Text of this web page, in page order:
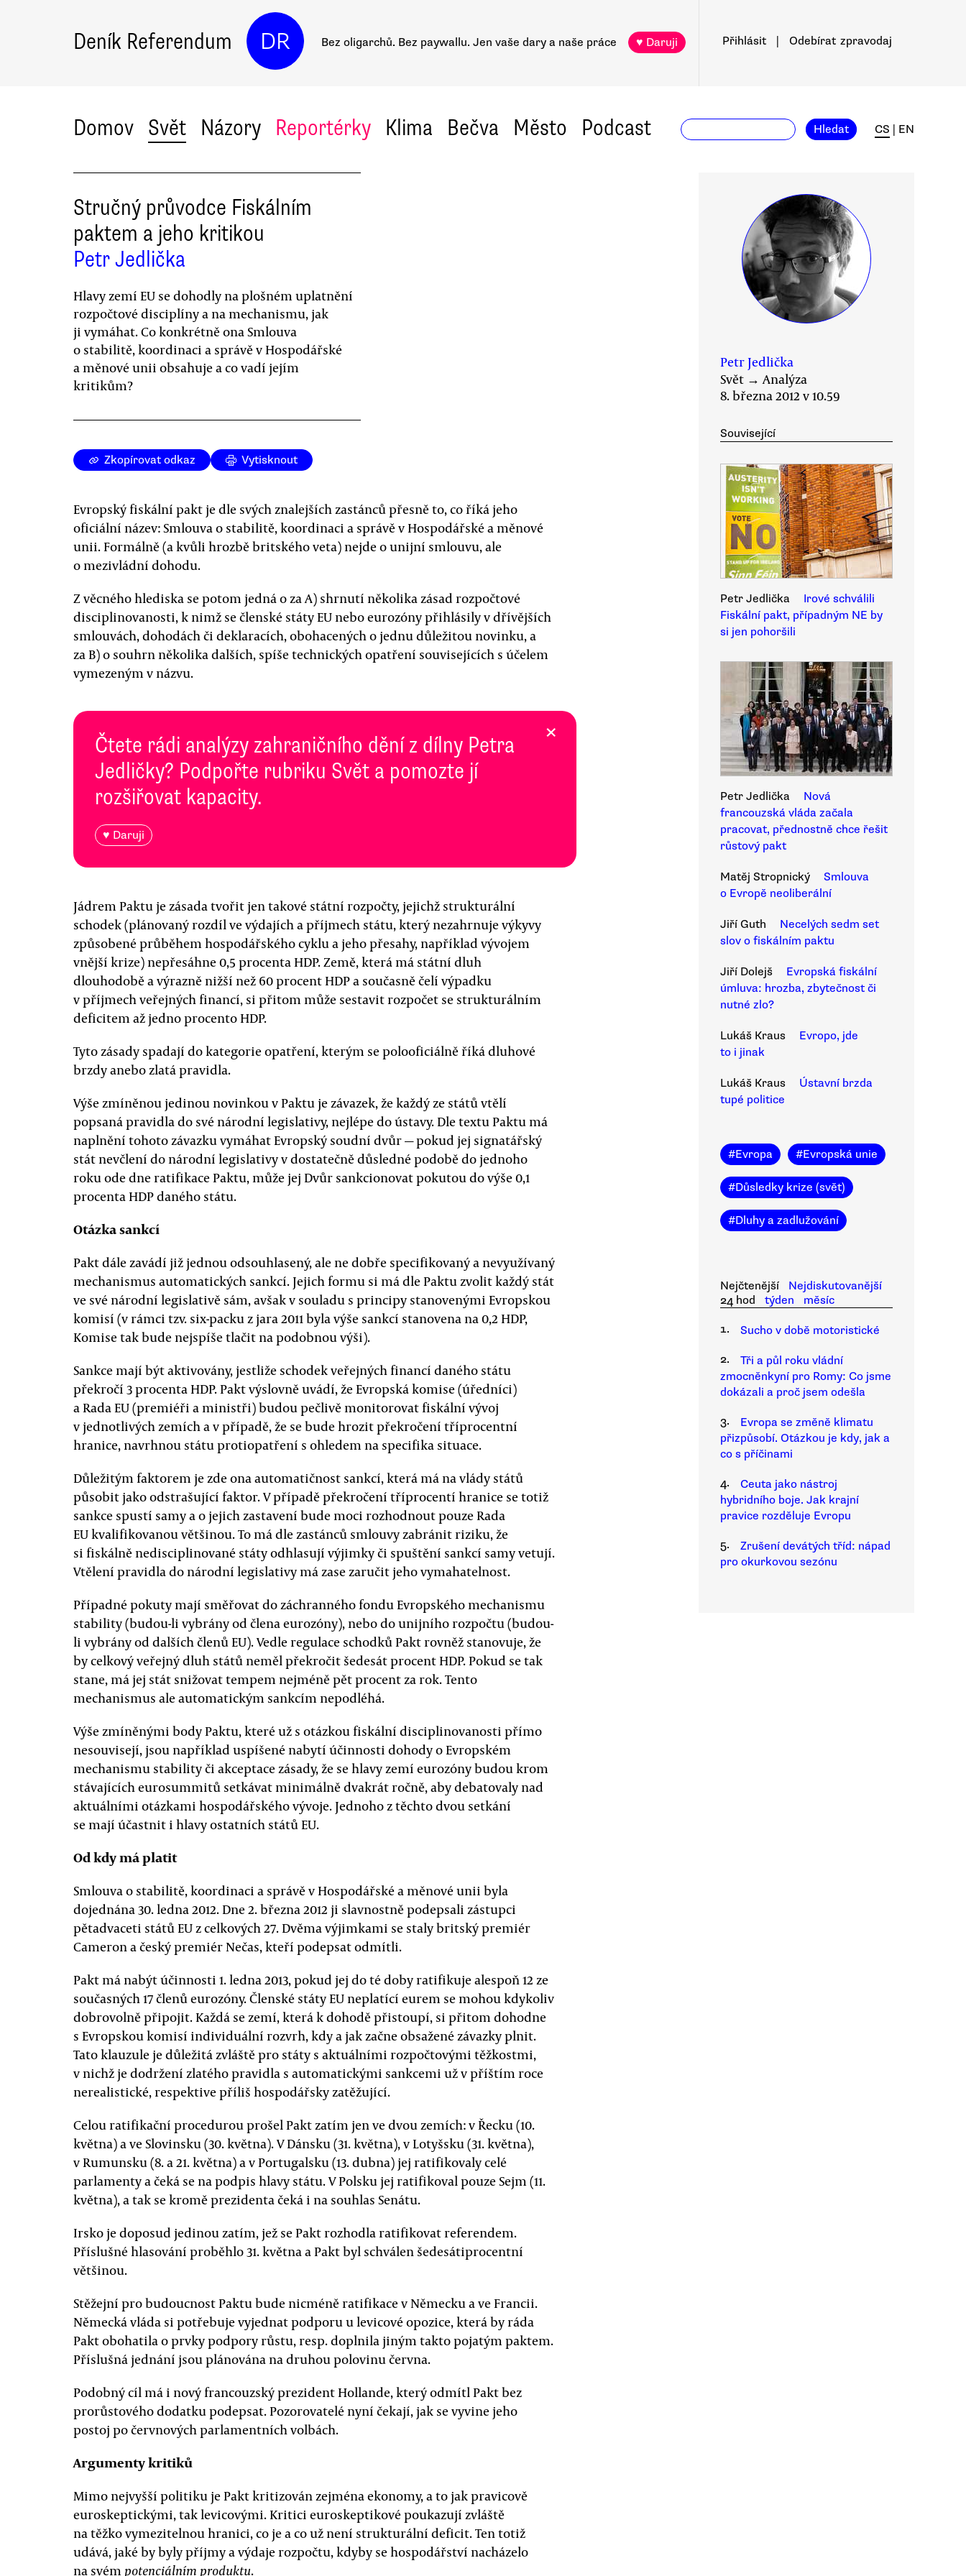
Deník Referendum DR Bez oligarchů. Bez paywallu. Jen vaše dary a naše práce ♥ Daruji Přihlásit Odebírat zpravodaj
Domov Svět Názory Reportérky Klima Bečva Město Podcast Hledat CS EN
Stručný průvodce Fiskálním
paktem a jeho kritikou
Petr Jedlička
Hlavy zemí EU se dohodly na plošném uplatnění
rozpočtové disciplíny a na mechanismu, jak
ji vymáhat. Co konkrétně ona Smlouva
o stabilitě, koordinaci a správě v Hospodářské
a měnové unii obsahuje a co vadí jejím
kritikům?
Zkopírovat odkaz Vytisknout
Evropský fiskální pakt je dle svých znalejších zastánců přesně to, co říká jeho
oficiální název: Smlouva o stabilitě, koordinaci a správě v Hospodářské a měnové
unii. Formálně (a kvůli hrozbě britského veta) nejde o unijní smlouvu, ale
o mezivládní dohodu.
Z věcného hlediska se potom jedná o za A) shrnutí několika zásad rozpočtové
disciplinovanosti, k nimž se členské státy EU nebo eurozóny přihlásily v dřívějších
smlouvách, dohodách či deklaracích, obohacených o jednu důležitou novinku, a
za B) o souhrn několika dalších, spíše technických opatření souvisejících s účelem
vymezeným v názvu.
Čtete rádi analýzy zahraničního dění z dílny Petra
Jedličky? Podpořte rubriku Svět a pomozte jí
rozšiřovat kapacity.
♥ Daruji
×
Jádrem Paktu je zásada tvořit jen takové státní rozpočty, jejichž strukturální
schodek (plánovaný rozdíl ve výdajích a příjmech státu, který nezahrnuje výkyvy
způsobené průběhem hospodářského cyklu a jeho přesahy, například vývojem
vnější krize) nepřesáhne 0,5 procenta HDP. Země, která má státní dluh
dlouhodobě a výrazně nižší než 60 procent HDP a současně čelí výpadku
v příjmech veřejných financí, si přitom může sestavit rozpočet se strukturálním
deficitem až jedno procento HDP.
Tyto zásady spadají do kategorie opatření, kterým se polooficiálně říká dluhové
brzdy anebo zlatá pravidla.
Výše zmíněnou jedinou novinkou v Paktu je závazek, že každý ze států vtělí
popsaná pravidla do své národní legislativy, nejlépe do ústavy. Dle textu Paktu má
naplnění tohoto závazku vymáhat Evropský soudní dvůr — pokud jej signatářský
stát nevčlení do národní legislativy v dostatečně důsledné podobě do jednoho
roku ode dne ratifikace Paktu, může jej Dvůr sankcionovat pokutou do výše 0,1
procenta HDP daného státu.
Otázka sankcí
Pakt dále zavádí již jednou odsouhlasený, ale ne dobře specifikovaný a nevyužívaný
mechanismus automatických sankcí. Jejich formu si má dle Paktu zvolit každý stát
ve své národní legislativě sám, avšak v souladu s principy stanovenými Evropskou
komisí (v rámci tzv. six-packu z jara 2011 byla výše sankcí stanovena na 0,2 HDP,
Komise tak bude nejspíše tlačit na podobnou výši).
Sankce mají být aktivovány, jestliže schodek veřejných financí daného státu
překročí 3 procenta HDP. Pakt výslovně uvádí, že Evropská komise (úředníci)
a Rada EU (premiéři a ministři) budou pečlivě monitorovat fiskální vývoj
v jednotlivých zemích a v případě, že se bude hrozit překročení tříprocentní
hranice, navrhnou státu protiopatření s ohledem na specifika situace.
Důležitým faktorem je zde ona automatičnost sankcí, která má na vlády států
působit jako odstrašující faktor. V případě překročení tříprocentí hranice se totiž
sankce spustí samy a o jejich zastavení bude moci rozhodnout pouze Rada
EU kvalifikovanou většinou. To má dle zastánců smlouvy zabránit riziku, že
si fiskálně nedisciplinované státy odhlasují výjimky či spuštění sankcí samy vetují.
Vtělení pravidla do národní legislativy má zase zaručit jeho vymahatelnost.
Případné pokuty mají směřovat do záchranného fondu Evropského mechanismu
stability (budou-li vybrány od člena eurozóny), nebo do unijního rozpočtu (budou-
li vybrány od dalších členů EU). Vedle regulace schodků Pakt rovněž stanovuje, že
by celkový veřejný dluh států neměl překročit šedesát procent HDP. Pokud se tak
stane, má jej stát snižovat tempem nejméně pět procent za rok. Tento
mechanismus ale automatickým sankcím nepodléhá.
Výše zmíněnými body Paktu, které už s otázkou fiskální disciplinovanosti přímo
nesouvisejí, jsou například uspíšené nabytí účinnosti dohody o Evropském
mechanismu stability či akceptace zásady, že se hlavy zemí eurozóny budou krom
stávajících eurosummitů setkávat minimálně dvakrát ročně, aby debatovaly nad
aktuálními otázkami hospodářského vývoje. Jednoho z těchto dvou setkání
se mají účastnit i hlavy ostatních států EU.
Od kdy má platit
Smlouva o stabilitě, koordinaci a správě v Hospodářské a měnové unii byla
dojednána 30. ledna 2012. Dne 2. března 2012 ji slavnostně podepsali zástupci
pětadvaceti států EU z celkových 27. Dvěma výjimkami se staly britský premiér
Cameron a český premiér Nečas, kteří podepsat odmítli.
Pakt má nabýt účinnosti 1. ledna 2013, pokud jej do té doby ratifikuje alespoň 12 ze
současných 17 členů eurozóny. Členské státy EU neplatící eurem se mohou kdykoliv
dobrovolně připojit. Každá se zemí, která k dohodě přistoupí, si přitom dohodne
s Evropskou komisí individuální rozvrh, kdy a jak začne obsažené závazky plnit.
Tato klauzule je důležitá zvláště pro státy s aktuálními rozpočtovými těžkostmi,
v nichž je dodržení zlatého pravidla s automatickými sankcemi už v příštím roce
nerealistické, respektive příliš hospodářsky zatěžující.
Celou ratifikační procedurou prošel Pakt zatím jen ve dvou zemích: v Řecku (10.
května) a ve Slovinsku (30. května). V Dánsku (31. května), v Lotyšsku (31. května),
v Rumunsku (8. a 21. května) a v Portugalsku (13. dubna) jej ratifikovaly celé
parlamenty a čeká se na podpis hlavy státu. V Polsku jej ratifikoval pouze Sejm (11.
května), a tak se kromě prezidenta čeká i na souhlas Senátu.
Irsko je doposud jedinou zatím, jež se Pakt rozhodla ratifikovat referendem.
Příslušné hlasování proběhlo 31. května a Pakt byl schválen šedesátiprocentní
většinou.
Stěžejní pro budoucnost Paktu bude nicméně ratifikace v Německu a ve Francii.
Německá vláda si potřebuje vyjednat podporu u levicové opozice, která by ráda
Pakt obohatila o prvky podpory růstu, resp. doplnila jiným takto pojatým paktem.
Příslušná jednání jsou plánována na druhou polovinu června.
Podobný cíl má i nový francouzský prezident Hollande, který odmítl Pakt bez
prorůstového dodatku podepsat. Pozorovatelé nyní čekají, jak se vyvine jeho
postoj po červnových parlamentních volbách.
Argumenty kritiků
Mimo nejvyšší politiku je Pakt kritizován zejména ekonomy, a to jak pravicově
euroskeptickými, tak levicovými. Kritici euroskeptikové poukazují zvláště
na těžko vymezitelnou hranici, co je a co už není strukturální deficit. Ten totiž
udává, jaké by byly příjmy a výdaje rozpočtu, kdyby se hospodářství nacházelo
na svém potenciálním produktu.
Petr Jedlička
Svět →Analýza
8. března 2012 v 10.59
Související
Petr Jedlička
Irové schválili
Fiskální pakt, případným NE by
si jen pohoršili
Petr Jedlička
Nová
francouzská vláda začala
pracovat, přednostně chce řešit
růstový pakt
Matěj Stropnický
Smlouva
o Evropě neoliberální
Jiří Guth
Necelých sedm set
slov o fiskálním paktu
Jiří Dolejš
Evropská fiskální
úmluva: hrozba, zbytečnost či
nutné zlo?
Lukáš Kraus
Evropo, jde
to i jinak
Lukáš Kraus
Ústavní brzda
tupé politice
#Evropa #Evropská unie
#Důsledky krize (svět)
#Dluhy a zadlužování
Nejčtenější
Nejdiskutovanější
24 hod
týden
měsíc
1.
Sucho v době motoristické
2.
Tři a půl roku vládní
zmocněnkyní pro Romy: Co jsme
dokázali a proč jsem odešla
3.
Evropa se změně klimatu
přizpůsobí. Otázkou je kdy, jak a
co s příčinami
4.
Ceuta jako nástroj
hybridního boje. Jak krajní
pravice rozděluje Evropu
5.
Zrušení devátých tříd: nápad
pro okurkovou sezónu